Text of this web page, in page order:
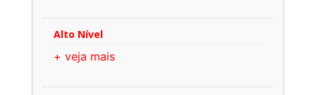
Alto Nível
+ veja mais